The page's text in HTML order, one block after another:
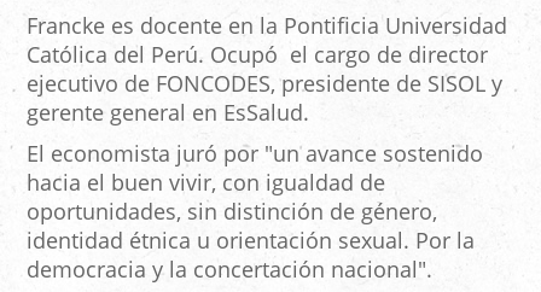
Francke es docente en la Pontificia Universidad
Católica del Perú. Ocupó el cargo de director
ejecutivo de FONCODES, presidente de SISOL y
gerente general en EsSalud.
El economista juró por "un avance sostenido
hacia el buen vivir, con igualdad de
oportunidades, sin distinción de género,
identidad étnica u orientación sexual. Por la
democracia y la concertación nacional".